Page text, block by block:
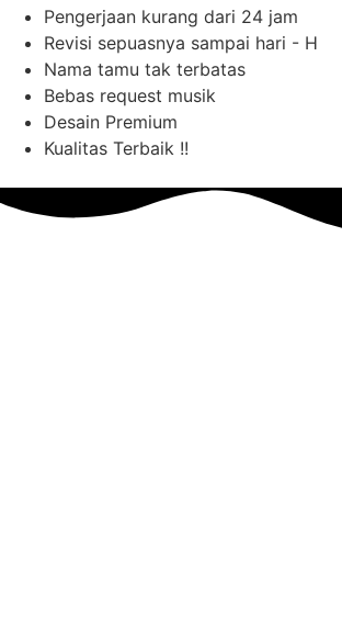
Pengerjaan kurang dari 24 jam
Revisi sepuasnya sampai hari - H
Nama tamu tak terbatas
Bebas request musik
Desain Premium
Kualitas Terbaik !!
PilihanTema